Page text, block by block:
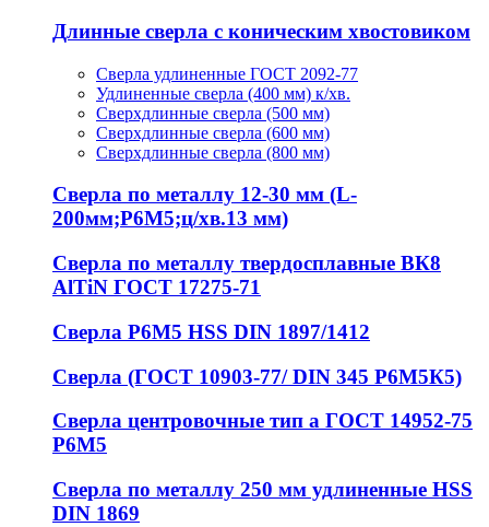
Длинные сверла с коническим хвостовиком
Сверла удлиненные ГОСТ 2092-77
Удлиненные сверла (400 мм) к/хв.
Сверхдлинные сверла (500 мм)
Сверхдлинные сверла (600 мм)
Сверхдлинные сверла (800 мм)
Сверла по металлу 12-30 мм (L-
200мм;Р6М5;ц/хв.13 мм)
Сверла по металлу твердосплавные ВК8
AlTiN ГОСТ 17275-71
Сверла Р6М5 HSS DIN 1897/1412
Сверла (ГОСТ 10903-77/ DIN 345 Р6М5К5)
Сверла центровочные тип а ГОСТ 14952-75
Р6М5
Сверла по металлу 250 мм удлиненные HSS
DIN 1869